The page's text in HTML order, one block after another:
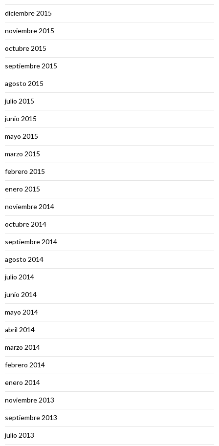
diciembre 2015
noviembre 2015
octubre 2015
septiembre 2015
agosto 2015
julio 2015
junio 2015
mayo 2015
marzo 2015
febrero 2015
enero 2015
noviembre 2014
octubre 2014
septiembre 2014
agosto 2014
julio 2014
junio 2014
mayo 2014
abril 2014
marzo 2014
febrero 2014
enero 2014
noviembre 2013
septiembre 2013
julio 2013